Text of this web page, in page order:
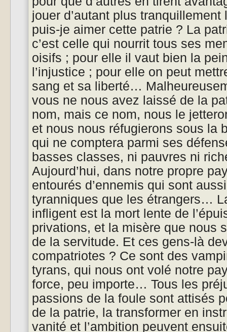
jouer d’autant plus
puis-je aimer cette patrie ? La
c’est celle qui nourrit tous ses
oisifs ; pour elle il vaut bien la
l’injustice ; pour elle on peut
sang et sa liberté…
vous ne nous avez laissé de la
nom, mais ce nom, nous le
et nous nous réfugierons sous la
qui ne comptera parmi ses
basses classes, ni pauvres ni
Aujourd’hui, dans notre propre
entourés d’ennemis qui sont
tyranniques que les étrangers…
infligent est la mort lente de
privations, et la misère que nous
de la servitude. Et ces gens-là
compatriotes ? Ce sont des
tyrans, qui nous ont volé notre
force, peu importe… Tous les
passions de la foule sont attisés
de la patrie, la transformer en
vanité et l’ambition peuvent